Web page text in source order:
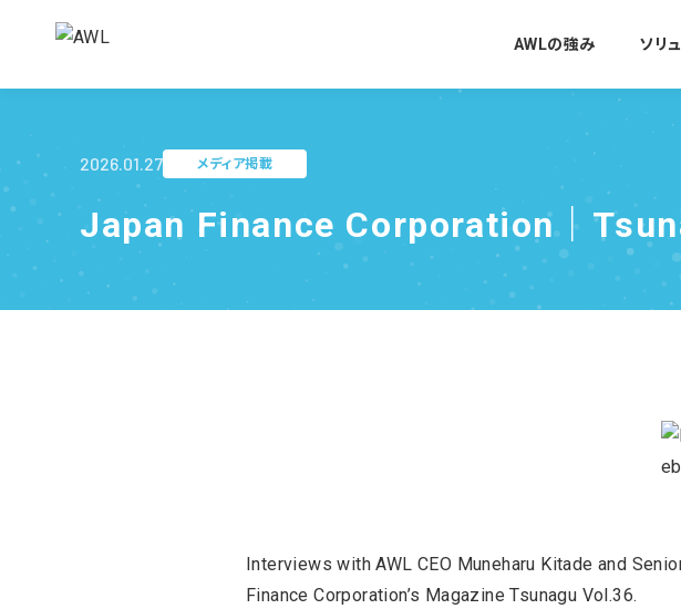
AWLの強み ソリ
2026.01.27 メディア掲載
Japan Finance Corporation｜
Interviews with AWL CEO Muneharu Kitade and
Finance Corporation’s Magazine Tsunagu Vol.36.